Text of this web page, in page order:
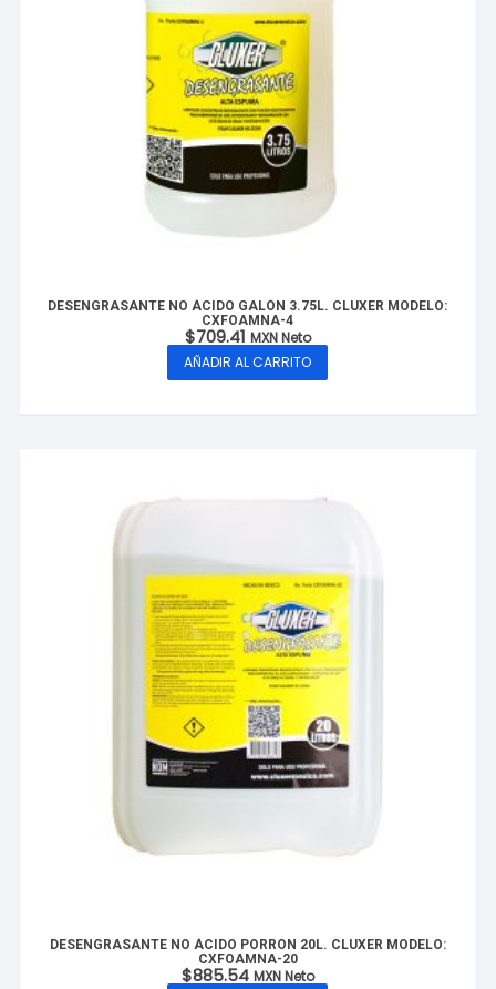
DESENGRASANTE NO ÁCIDO GALÓN 3.75L. CLUXER MODELO:
CXFOAMNA-4
$709.41 MXN Neto
AÑADIR AL CARRITO
DESENGRASANTE NO ÁCIDO PORRON 20L. CLUXER MODELO:
CXFOAMNA-20
$885.54 MXN Neto